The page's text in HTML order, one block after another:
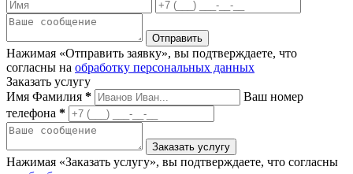
Нажимая «Отправить заявку», вы подтверждаете, что
согласны на обработку персональных данных
Заказать услугу
Имя Фамилия *
Ваш номер
телефона *
Нажимая «Заказать услугу», вы подтверждаете, что согласны